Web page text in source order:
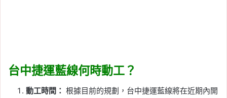
台中捷運藍線何時動工？
動工時間： 根據目前的規劃，台中捷運藍線將在近期內開